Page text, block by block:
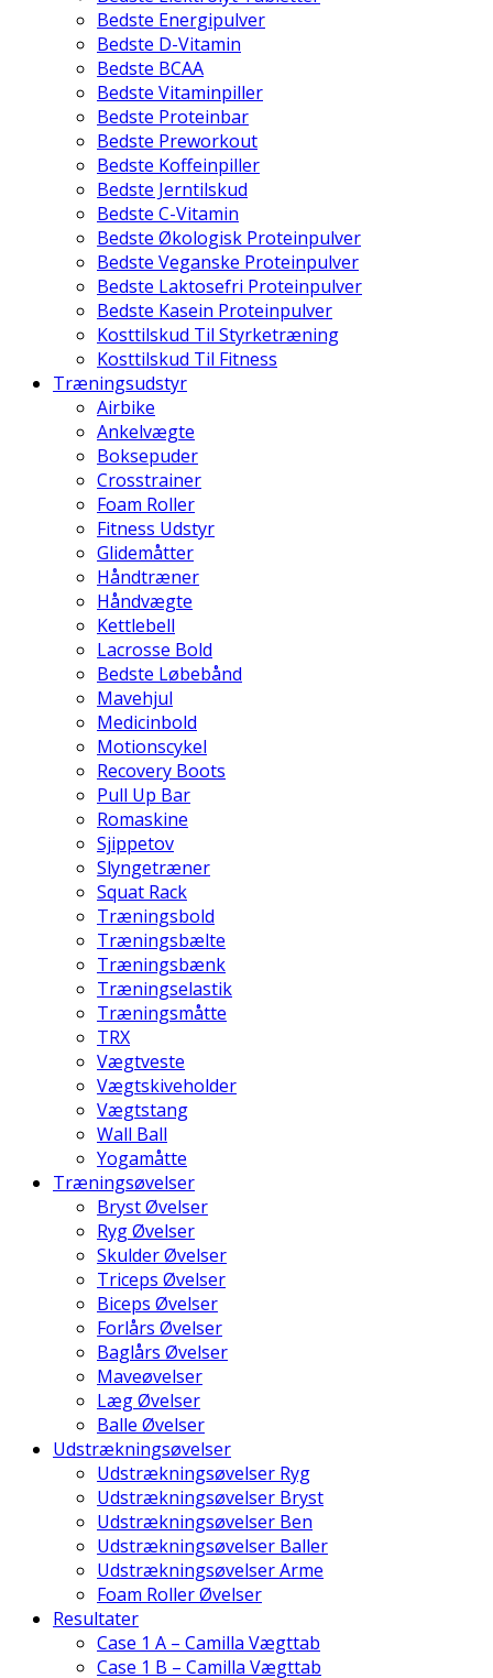
Bedste Energipulver
Bedste D-Vitamin
Bedste BCAA
Bedste Vitaminpiller
Bedste Proteinbar
Bedste Preworkout
Bedste Koffeinpiller
Bedste Jerntilskud
Bedste C-Vitamin
Bedste Økologisk Proteinpulver
Bedste Veganske Proteinpulver
Bedste Laktosefri Proteinpulver
Bedste Kasein Proteinpulver
Kosttilskud Til Styrketræning
Kosttilskud Til Fitness
Træningsudstyr
Airbike
Ankelvægte
Boksepuder
Crosstrainer
Foam Roller
Fitness Udstyr
Glidemåtter
Håndtræner
Håndvægte
Kettlebell
Lacrosse Bold
Bedste Løbebånd
Mavehjul
Medicinbold
Motionscykel
Recovery Boots
Pull Up Bar
Romaskine
Sjippetov
Slyngetræner
Squat Rack
Træningsbold
Træningsbælte
Træningsbænk
Træningselastik
Træningsmåtte
TRX
Vægtveste
Vægtskiveholder
Vægtstang
Wall Ball
Yogamåtte
Træningsøvelser
Bryst Øvelser
Ryg Øvelser
Skulder Øvelser
Triceps Øvelser
Biceps Øvelser
Forlårs Øvelser
Baglårs Øvelser
Maveøvelser
Læg Øvelser
Balle Øvelser
Udstrækningsøvelser
Udstrækningsøvelser Ryg
Udstrækningsøvelser Bryst
Udstrækningsøvelser Ben
Udstrækningsøvelser Baller
Udstrækningsøvelser Arme
Foam Roller Øvelser
Resultater
Case 1 A – Camilla Vægttab
Case 1 B – Camilla Vægttab